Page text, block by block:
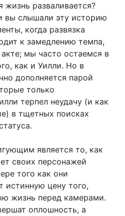
жизнь разваливается?
вы слышали эту историю
когда развязка
к замедлению темпа,
мы часто остаемся в
как и Уилли. Но в
дополняется парой
только
терпел неудачу (и как
в тщетных поисках
является то, как
своих персонажей
того как они
истинную цену того,
жизнь перед камерами.
оплошность, а